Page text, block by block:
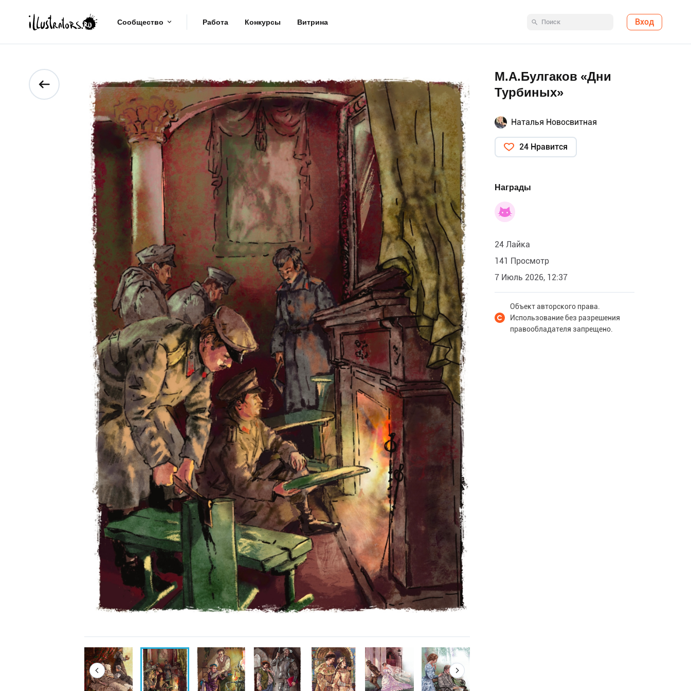
Сообщество Работа Конкурсы Витрина Вход
М.А.Булгаков «Дни
Турбиных»
Наталья Новосвитная
24 Нравится
Награды
24 Лайка
141 Просмотр
7 Июль 2026, 12:37
Объект авторского права.
Использование без разрешения
правообладателя запрещено.